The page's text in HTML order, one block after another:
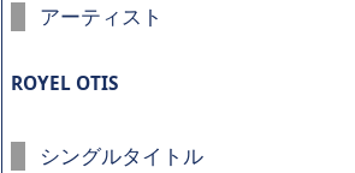
アーティスト
ROYEL OTIS
シングルタイトル